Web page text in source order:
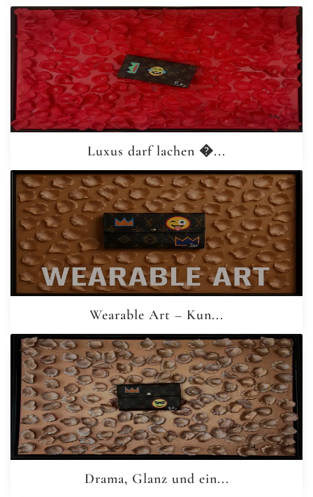
Luxus darf lachen �...
Wearable Art – Kun...
Drama, Glanz und ein...